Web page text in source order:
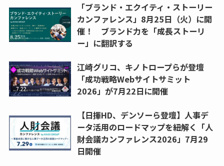
「ブランド・エクイティ・ストーリー
カンファレンス」8月25日（火）に開
催！ ブランド力を「成長ストーリ
ー」に翻訳する
江崎グリコ、キノトロープらが登壇
「成功戦略Webサイトサミット
2026」が7月22日に開催
【日揮HD、デンソーら登壇】人事デ
ータ活用のロードマップを紐解く「人
財会議カンファレンス2026」7月29
日開催